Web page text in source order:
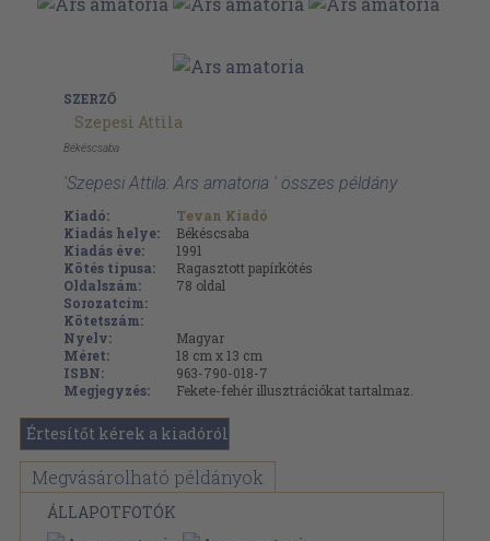
SZERZŐ
Szepesi Attila
Békéscsaba
'Szepesi Attila: Ars amatoria ' összes példány
Kiadó:
Tevan Kiadó
Kiadás helye:
Békéscsaba
Kiadás éve:
1991
Kötés típusa:
Ragasztott papírkötés
Oldalszám:
78 oldal
Sorozatcím:
Kötetszám:
Nyelv:
Magyar
Méret:
18 cm x 13 cm
ISBN:
963-790-018-7
Megjegyzés:
Fekete-fehér illusztrációkat tartalmaz.
Értesítőt kérek a kiadóról
Megvásárolható példányok
ÁLLAPOTFOTÓK